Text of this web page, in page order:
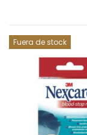
Fuera de stock